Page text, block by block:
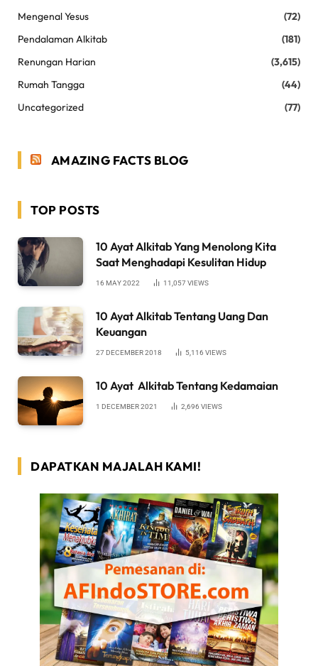
Mengenal Yesus
(72)
Pendalaman Alkitab
(181)
Renungan Harian
(3,615)
Rumah Tangga
(44)
Uncategorized
(77)
AMAZING FACTS BLOG
TOP POSTS
10 Ayat Alkitab Yang Menolong Kita
Saat Menghadapi Kesulitan Hidup
16 MAY 2022 11,057 VIEWS
10 Ayat Alkitab Tentang Uang Dan
Keuangan
27 DECEMBER 2018 5,116 VIEWS
10 Ayat Alkitab Tentang Kedamaian
1 DECEMBER 2021 2,696 VIEWS
DAPATKAN MAJALAH KAMI!